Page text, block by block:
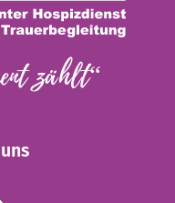
zählt“